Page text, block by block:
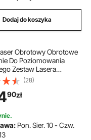
Dodaj do koszyka
Obrotowy Obrotowe
Do Poziomowania
Zestaw Lasera
z Łatą Do
Na Statywie
(28)
90zł
Pon. Sier. 10 - Czw.